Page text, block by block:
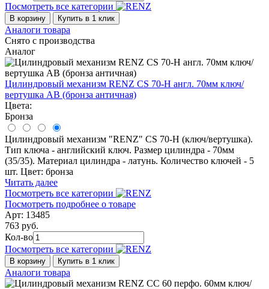
Посмотреть все категории
В корзину Купить в 1 клик
Аналоги товара
Снято с производства
Аналог
Цилиндровый механизм RENZ CS 70-Н англ. 70мм ключ/
вертушка AB (бронза античная)
Цвета:
Бронза
Цилиндровый механизм "RENZ" CS 70-H (ключ/вертушка).
Тип ключа - английский ключ. Размер цилиндра - 70мм
(35/35). Материал цилиндра - латунь. Количество ключей - 5
шт. Цвет: бронза
Читать далее
Посмотреть все категории
Посмотреть подробнее о товаре
Арт: 13485
763 руб.
Кол-во
Посмотреть все категории
В корзину Купить в 1 клик
Аналоги товара